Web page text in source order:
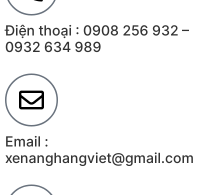
Điện thoại : 0908 256 932 –
0932 634 989
Email :
xenanghangviet@gmail.com